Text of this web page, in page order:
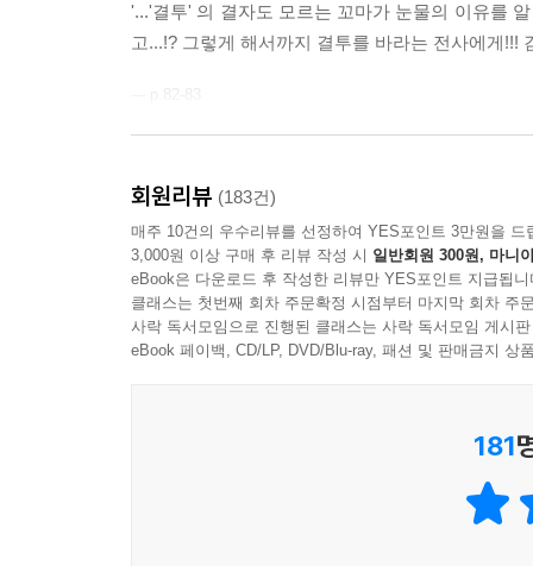
'...'결투' 의 결자도 모르는 꼬마가 눈물의 이유를
고...!? 그렇게 해서까지 결투를 바라는 전사에게!!!
'해적의 각오는 자신의 생명을 걸겠단 각오다!'
--- p.41
회원리뷰 (183건)
매주 10건의 우수리뷰를 선정하여 YES포인트 3만원을 드
3,000원 이상 구매 후 리뷰 작성 시 일반회원 300원, 마니
eBook은 다운로드 후 작성한 리뷰만 YES포인트 지급됩니
클래스는 첫번째 회차 주문확정 시점부터 마지막 회차 주
사락 독서모임으로 진행된 클래스는 사락 독서모임 게시
eBook 페이백, CD/LP, DVD/Blu-ray, 패션 및 판매금지 상
181